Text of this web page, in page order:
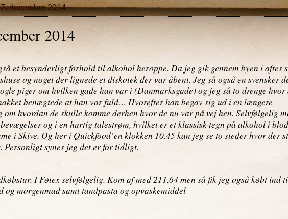
december 2014
2014
et besynderligt forhold til alkohol heroppe. Da jeg gik gennem byen i aftes
og noget der lignede et diskotek der var åbent. Jeg så også en svensker
piger om hvilken gade han var i (Danmarksgade) og jeg så to drenge hvor
benægtede at han var fuld… Hvorefter han begav sig ud i en længere
hvordan de skulle komme derhen hvor de nu var på vej hen. Selvfølgelig
og i en hurtig talestrøm, hvilket er et klassisk tegn på alkohol i
i Skive. Og her i Quickfood’en klokken 10.45 kan jeg se to steder hvor der
Personligt synes jeg det er for tidligt.
I Føtex selvfølgelig. Kom af med 211,64 men så fik jeg også købt ind
og morgenmad samt tandpasta og opvaskemiddel